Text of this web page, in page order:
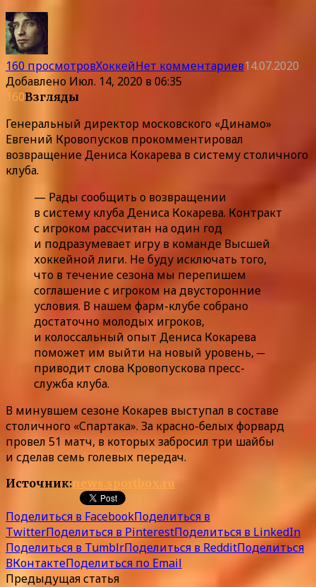
160 просмотровХоккейНет комментариев14.07.2020
Добавлено Июл. 14, 2020 в 06:35
160Взгляды
Генеральный директор московского «Динамо»
Евгений Кровопусков прокомментировал
возвращение Дениса Кокарева в систему столичного
клуба.
— Рады сообщить о возвращении
в систему клуба Дениса Кокарева. Контракт
с игроком рассчитан на один год
и подразумевает игру в команде Высшей
хоккейной лиги. Не буду исключать того,
что в течение сезона мы перепишем
соглашение с игроком на двусторонние
условия. В нашем фарм-клубе собрано
достаточно молодых игроков,
и колоссальный опыт Дениса Кокарева
поможет им выйти на новый уровень, ─
приводит слова Кровопускова пресс-
служба клуба.
В минувшем сезоне Кокарев выступал в составе
столичного «Спартака». За красно-белых форвард
провел 51 матч, в которых забросил три шайбы
и сделав семь голевых передач.
Источник:news.sportbox.ru
Поделиться в FacebookПоделиться в
TwitterПоделиться в PinterestПоделиться в LinkedIn
Поделиться в TumblrПоделиться в RedditПоделиться
ВКонтактеПоделиться по Email
Предыдущая статья